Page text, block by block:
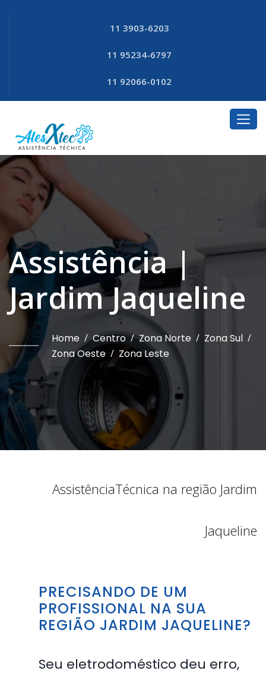
11 3903-6203
11 95234-6797
11 92066-0102
Assistência |
Jardim Jaqueline
Home / Centro / Zona Norte / Zona Sul /
Zona Oeste / Zona Leste
AssistênciaTécnica na região Jardim
Jaqueline
PRECISANDO DE UM
PROFISSIONAL NA SUA
REGIÃO JARDIM JAQUELINE?
Seu eletrodoméstico deu erro,